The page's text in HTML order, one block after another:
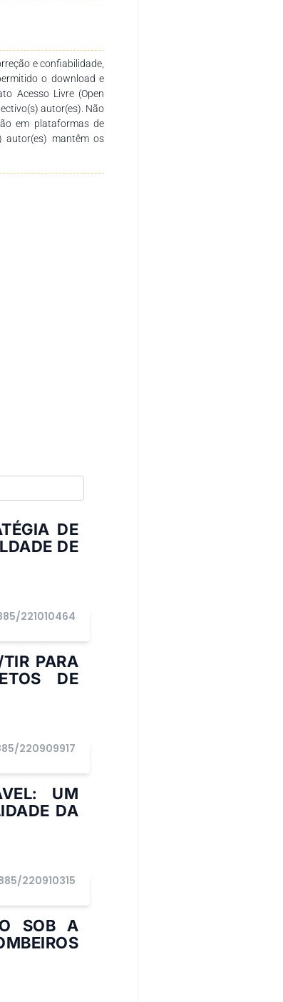
e conclusão
instrumento didático-
níveis de ensino em
e confiabilidade,
o download e
Acesso Livre (Open
autor(es). Não
em plataformas de
autor(es) mantêm os
DE
DE
221010464
PARA
DE
220909917
UM
DA
220910315
SOB A